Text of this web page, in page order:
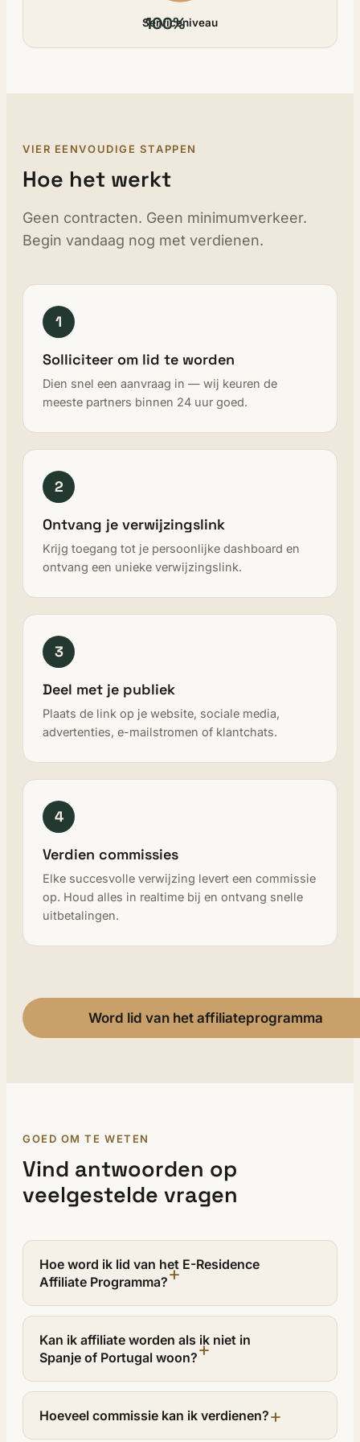
100%
Serviceniveau
VIER EENVOUDIGE STAPPEN
Hoe het werkt
Geen contracten. Geen minimumverkeer.
Begin vandaag nog met verdienen.
1
Solliciteer om lid te worden
Dien snel een aanvraag in — wij keuren de
meeste partners binnen 24 uur goed.
2
Ontvang je verwijzingslink
Krijg toegang tot je persoonlijke dashboard en
ontvang een unieke verwijzingslink.
3
Deel met je publiek
Plaats de link op je website, sociale media,
advertenties, e-mailstromen of klantchats.
4
Verdien commissies
Elke succesvolle verwijzing levert een commissie
op. Houd alles in realtime bij en ontvang snelle
uitbetalingen.
Word lid van het affiliateprogramma
GOED OM TE WETEN
Vind antwoorden op
veelgestelde vragen
Hoe word ik lid van het E-Residence
Affiliate Programma?
Lid worden is eenvoudig — vul gewoon het
aanvraagformulier op deze pagina in.
Ons team beoordeelt je gegevens en keurt je
account goed, meestal binnen 24 uur. Na
je unieke verwijzingslink.
Kan ik affiliate worden als ik niet in
Spanje of Portugal woon?
Absoluut. We werken samen met partners
wereldwijd — contentmakers, bureaus,
Hoeveel commissie kan ik verdienen?